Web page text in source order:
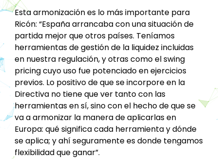
Esta armonización es lo más importante para
Ricón: “España arrancaba con una situación de
partida mejor que otros países. Teníamos
herramientas de gestión de la liquidez incluidas
en nuestra regulación, y otras como el swing
pricing cuyo uso fue potenciado en ejercicios
previos. Lo positivo de que se incorpore en la
Directiva no tiene que ver tanto con las
herramientas en sí, sino con el hecho de que se
va a armonizar la manera de aplicarlas en
Europa: qué significa cada herramienta y dónde
se aplica; y ahí seguramente es donde tengamos
flexibilidad que ganar”.